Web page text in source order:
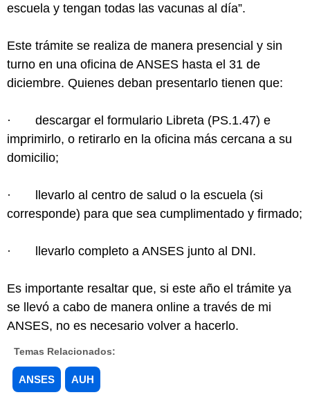
escuela y tengan todas las vacunas al día”.
Este trámite se realiza de manera presencial y sin
turno en una oficina de ANSES hasta el 31 de
diciembre. Quienes deban presentarlo tienen que:
· descargar el formulario Libreta (PS.1.47) e
imprimirlo, o retirarlo en la oficina más cercana a su
domicilio;
· llevarlo al centro de salud o la escuela (si
corresponde) para que sea cumplimentado y firmado;
· llevarlo completo a ANSES junto al DNI.
Es importante resaltar que, si este año el trámite ya
se llevó a cabo de manera online a través de mi
ANSES, no es necesario volver a hacerlo.
Temas Relacionados:
ANSES AUH